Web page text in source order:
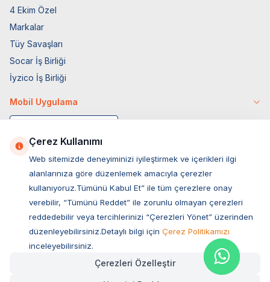
4 Ekim Özel
Markalar
Tüy Savaşları
Socar İş Birliği
İyzico İş Birliği
Mobil Uygulama
Müşteri Hizmetleri
Sıkça Sorulan Sorular
Çerez Kullanımı
Web sitemizde deneyiminizi iyileştirmek ve içerikleri ilgi
alanlarınıza göre düzenlemek amacıyla çerezler
kullanıyoruz.Tümünü Kabul Et” ile tüm çerezlere onay
verebilir, “Tümünü Reddet” ile zorunlu olmayan çerezleri
reddedebilir veya tercihlerinizi “Çerezleri Yönet” üzerinden
düzenleyebilirsiniz.Detaylı bilgi için Çerez Politikamızı
inceleyebilirsiniz.
Çerezleri Özelleştir